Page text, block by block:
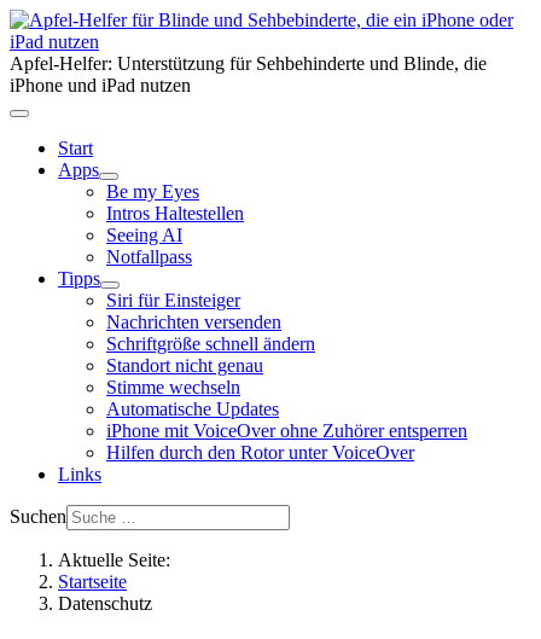
Apfel-Helfer: Unterstützung für Sehbehinderte und Blinde, die
iPhone und iPad nutzen
Start
Apps
Be my Eyes
Intros Haltestellen
Seeing AI
Notfallpass
Tipps
Siri für Einsteiger
Nachrichten versenden
Schriftgröße schnell ändern
Standort nicht genau
Stimme wechseln
Automatische Updates
iPhone mit VoiceOver ohne Zuhörer entsperren
Hilfen durch den Rotor unter VoiceOver
Links
Suchen
Aktuelle Seite:
Startseite
Datenschutz